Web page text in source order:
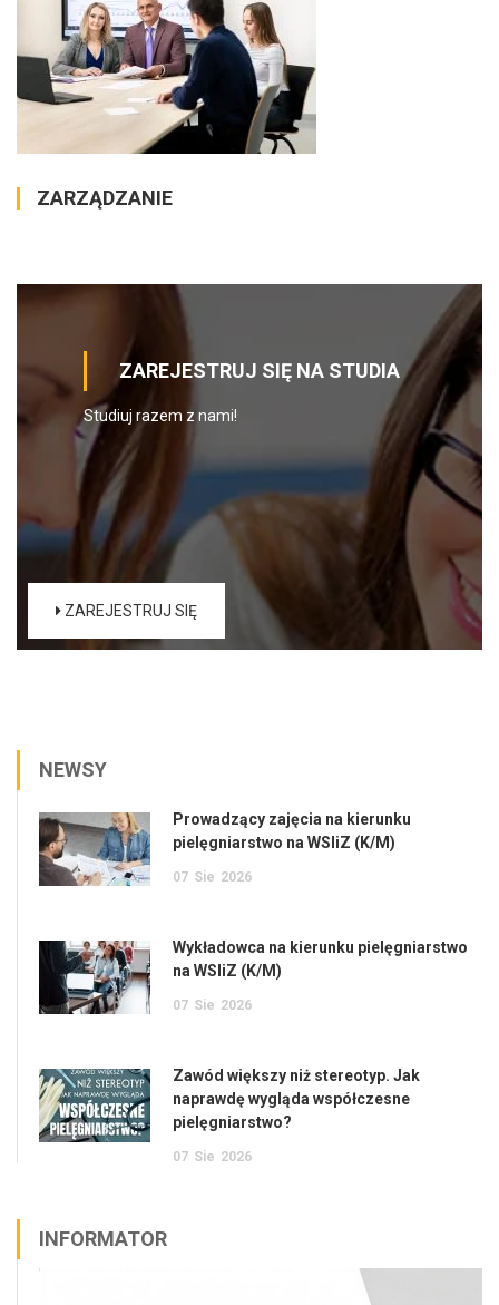
ZARZĄDZANIE
ZAREJESTRUJ SIĘ NA STUDIA
Studiuj razem z nami!
ZAREJESTRUJ SIĘ
NEWSY
Prowadzący zajęcia na kierunku
pielęgniarstwo na WSIiZ (K/M)
07 Sie 2026
Wykładowca na kierunku pielęgniarstwo
na WSIiZ (K/M)
07 Sie 2026
Zawód większy niż stereotyp. Jak
naprawdę wygląda współczesne
pielęgniarstwo?
07 Sie 2026
INFORMATOR